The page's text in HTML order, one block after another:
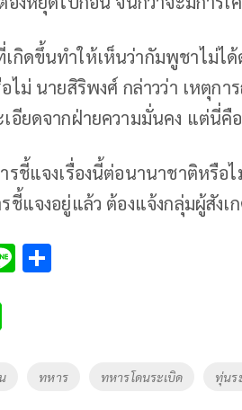
กิดขึ้นทำให้เห็นว่ากัมพูชาไม่ไ
ไม่ นายสิริพงศ์ กล่าวว่า เหตุ
อียดจากฝ่ายความมั่นคง แต่นี่คื
รชี้แจงเรื่องนี้ต่อนานาชาติหรือ
ชี้แจงอยู่แล้ว ต้องแจ้งกลุ่มผู้สัง
Li
ทหาร ทหารโดนระเบิด ทุ่นร